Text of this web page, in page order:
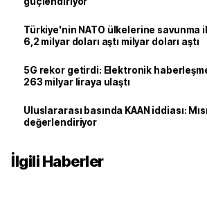
Türkiye'nin NATO ülkelerine savunma
6,2 milyar doları aştı milyar doları aştı
5G rekor getirdi: Elektronik haberleşme
263 milyar liraya ulaştı
Uluslararası basında KAAN iddiası:
değerlendiriyor
İlgili Haberler